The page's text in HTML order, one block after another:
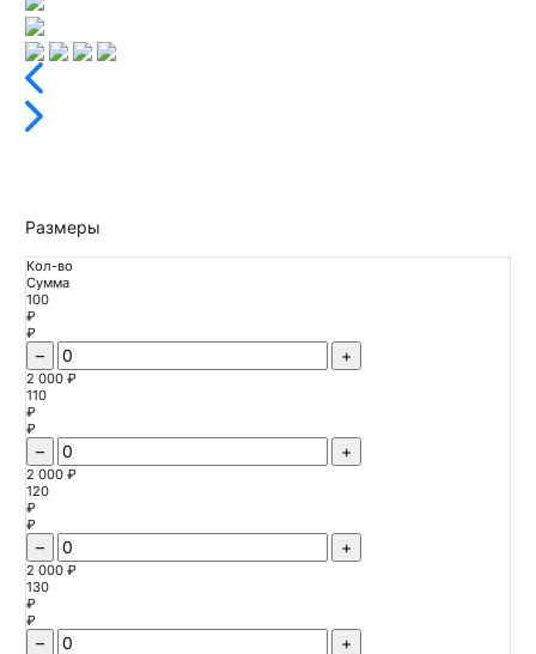
Размеры
Кол-во
Сумма
100
₽
₽
– +
2 000 ₽
110
₽
₽
– +
2 000 ₽
120
₽
₽
– +
2 000 ₽
130
₽
₽
– +